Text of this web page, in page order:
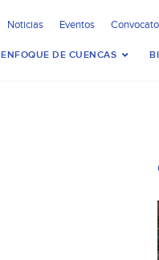
Noticias Eventos
ENFOQUE DE CUENCAS